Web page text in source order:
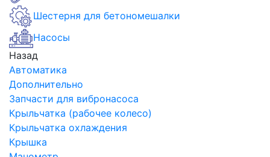
Шестерня для бетономешалки
Насосы
Назад
Автоматика
Дополнительно
Запчасти для вибронасоса
Крыльчатка (рабочее колесо)
Крыльчатка охлаждения
Крышка